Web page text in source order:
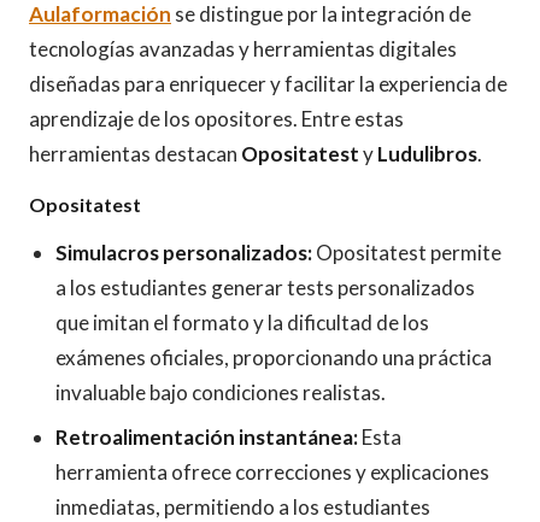
Aulaformación se distingue por la integración de
tecnologías avanzadas y herramientas digitales
diseñadas para enriquecer y facilitar la experiencia de
aprendizaje de los opositores. Entre estas
herramientas destacan OpositatestyLudulibros.
Opositatest
Simulacros personalizados:Opositatest permite
a los estudiantes generar tests personalizados
que imitan el formato y la dificultad de los
exámenes oficiales, proporcionando una práctica
invaluable bajo condiciones realistas.
Retroalimentación instantánea:Esta
herramienta ofrece correcciones y explicaciones
inmediatas, permitiendo a los estudiantes